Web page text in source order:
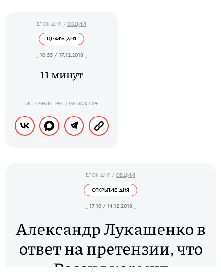
БЛОК ДНЯ / ОБЩИЙ
ЦИФРА ДНЯ
_ 10.55 / 17.12.2018 _
11 минут
ИСТОЧНИК: РБК / MEDIASCOPE
БЛОК ДНЯ / ОБЩИЙ
ОТКРЫТИЕ ДНЯ
_ 17.10 / 14.12.2018 _
Александр Лукашенко в
ответ на претензии, что
Россия кормит